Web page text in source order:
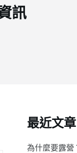
訊
最近文章
為什麼要露營